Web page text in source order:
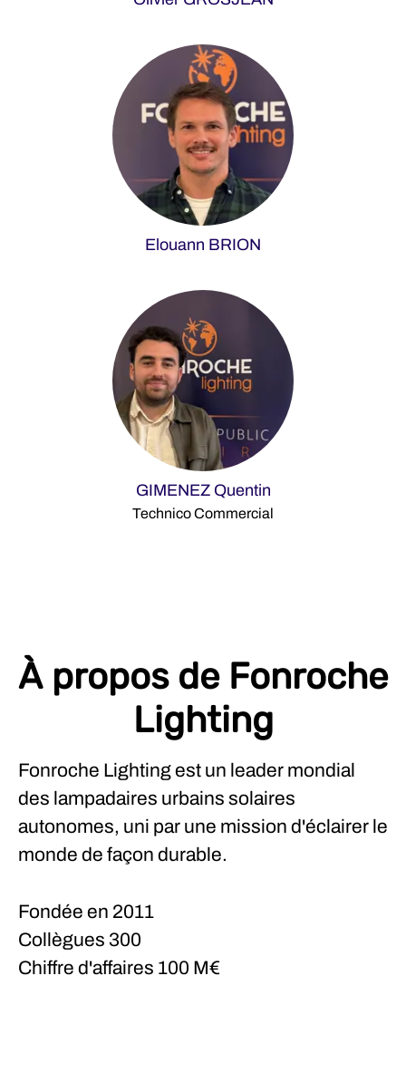
Elouann BRION
GIMENEZ Quentin
Technico Commercial
À propos de Fonroche
Lighting
Fonroche Lighting est un leader mondial
des lampadaires urbains solaires
autonomes, uni par une mission d'éclairer le
monde de façon durable.
Fondée en 2011
Collègues 300
Chiffre d'affaires 100 M€